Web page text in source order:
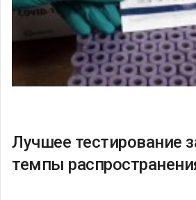
Лучшее тестирование
темпы